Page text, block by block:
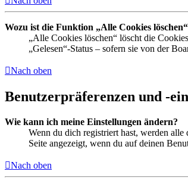
Wozu ist die Funktion „Alle Cookies
„Alle Cookies löschen“ löscht die
„Gelesen“-Status – sofern sie von der
Nach oben
Benutzerpräferenzen und -
Wie kann ich meine Einstellungen ändern?
Wenn du dich registriert hast, werden
Seite angezeigt, wenn du auf deinen
Nach oben